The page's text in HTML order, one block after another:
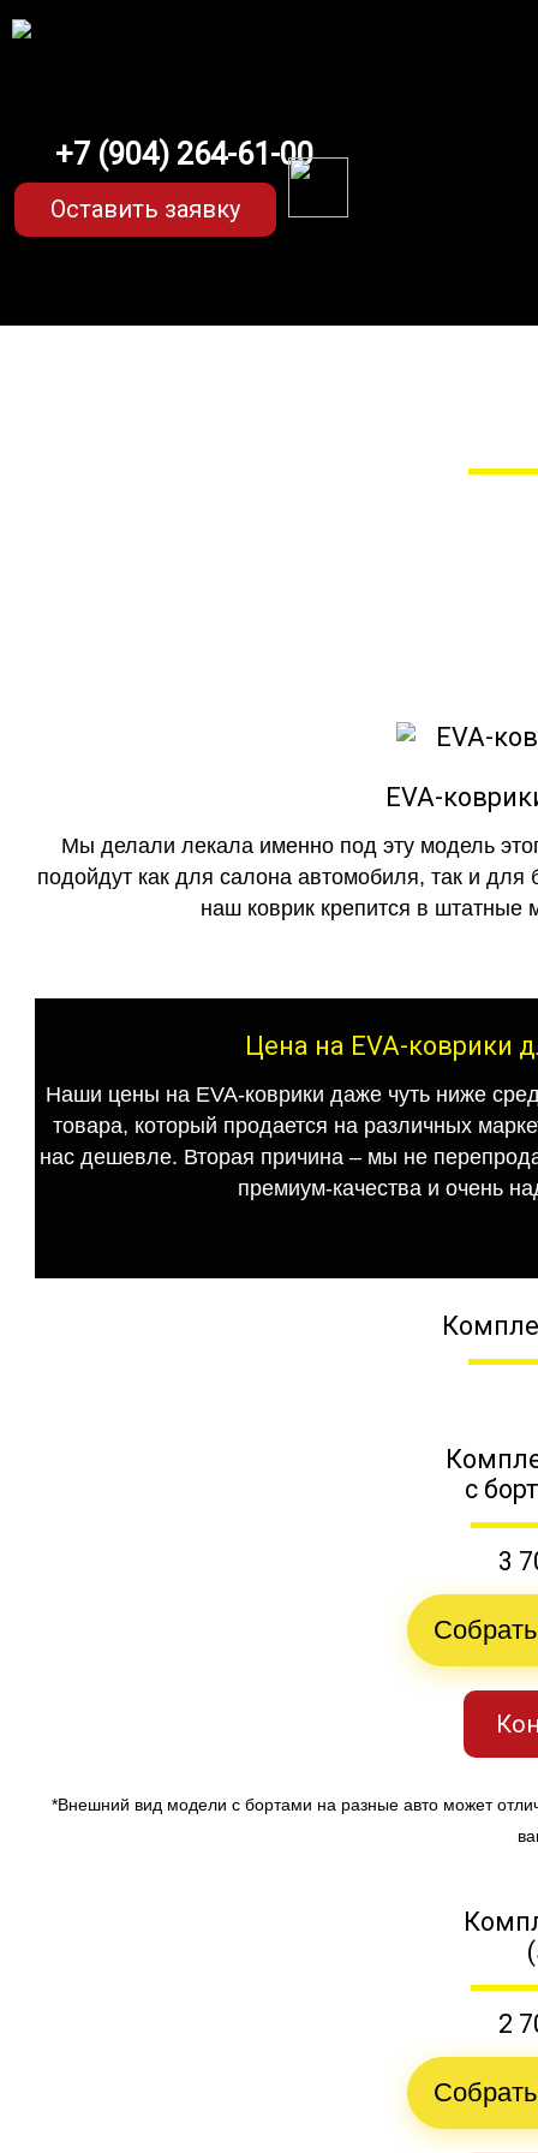
+7 (904) 264-61-00
Оставить заявку
EVA-
Мы делали лекала именно под эту модель
подойдут как для салона автомобиля, так и для
наш коврик крепится в штатные
Цена на EVA-коврики
Наши цены на EVA-коврики даже чуть ниже
товара, который продается на различных
нас дешевле. Вторая причина – мы не
премиум-качества и очень
с
3
*Внешний вид модели с бортами на разные авто может
2